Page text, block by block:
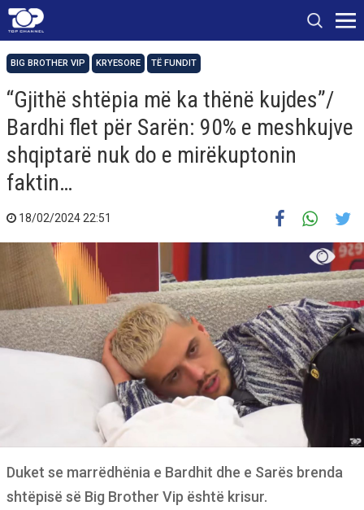
BIG BROTHER VIP KRYESORE TË FUNDIT
“Gjithë shtëpia më ka thënë kujdes”/
Bardhi flet për Sarën: 90% e meshkujve
shqiptarë nuk do e mirëkuptonin
faktin…
18/02/2024 22:51
Duket se marrëdhënia e Bardhit dhe e Sarës brenda
shtëpisë së Big Brother Vip është krisur.